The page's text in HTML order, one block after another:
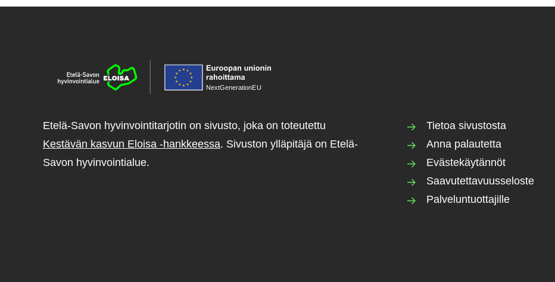
NextGenerationEU
Etelä-Savon hyvinvointitarjotin on sivusto, joka on toteutettu
Kestävän kasvun Eloisa -hankkeessa. Sivuston ylläpitäjä on Etelä-
Savon hyvinvointialue.
Tietoa sivustosta
Anna palautetta
Evästekäytännöt
Saavutettavuusseloste
Palveluntuottajille